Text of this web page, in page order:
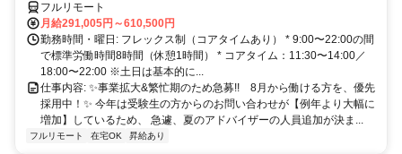
境です。
フルリモート
月給291,005円～610,500円
勤務時間・曜日: フレックス制（コアタイムあり） * 9:00〜22:00の間
で標準労働時間8時間（休憩1時間） * コアタイム：11:30〜14:00／
18:00〜22:00 ※土日は基本的に...
仕事内容: ✨️事業拡大&繁忙期のため急募!! 8月から働ける方を、優先
採用中！✨️ 今年は受験生の方からのお問い合わせが【例年より大幅に
増加】しているため、 急遽、夏のアドバイザーの人員追加が決ま...
フルリモート 在宅OK 昇給あり